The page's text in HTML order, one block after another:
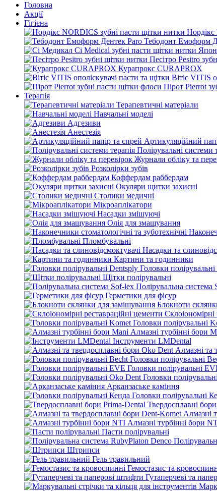
Головна
Акції
Гігієна
Нордікс
Тебодонт Емоформ
Песітро Pesitro
Курапрокс CURAPROX
Вітіс VITIS
Пірот Pierrot
Терапія
Терапевтичні матеріали
Навчальні моделі
Адгезиви
Анестезія
Артикуляційний
Полірувальні системи
Журнали обліку та
Розколірки зубів
Коффердам раббердам
Окуляри щитки захисні
Столики медичні
Мікроаплікатори
Насадки змішуючі
Олія для змащування
Пломбувальні
Насадки та
Картини та годинники
Головки
Щітки полірувальні
Полірувальна система
Герметики для фісур
Блокноти
Склоіономірні
Головки полірувальні
Алмазні турбінні бори
Інструменти LMDental
Алмазні та
Головки полірувальні
Головки полірувальні
Головки
Арканзаське каміння
Головки полірувальні
Твердосплавні
Алмазні
Алмазні турбінні бори
Пасти полірувальні
Штрипси
Гель травильний
Гемостазис та
Гутаперчеві та